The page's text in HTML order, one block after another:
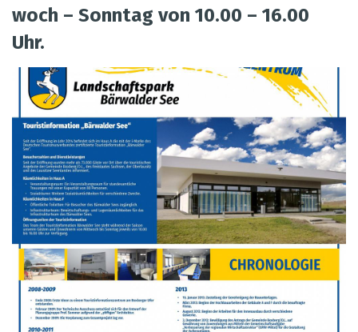
woch – Sonn­tag von 10.00 – 16.00
Uhr.